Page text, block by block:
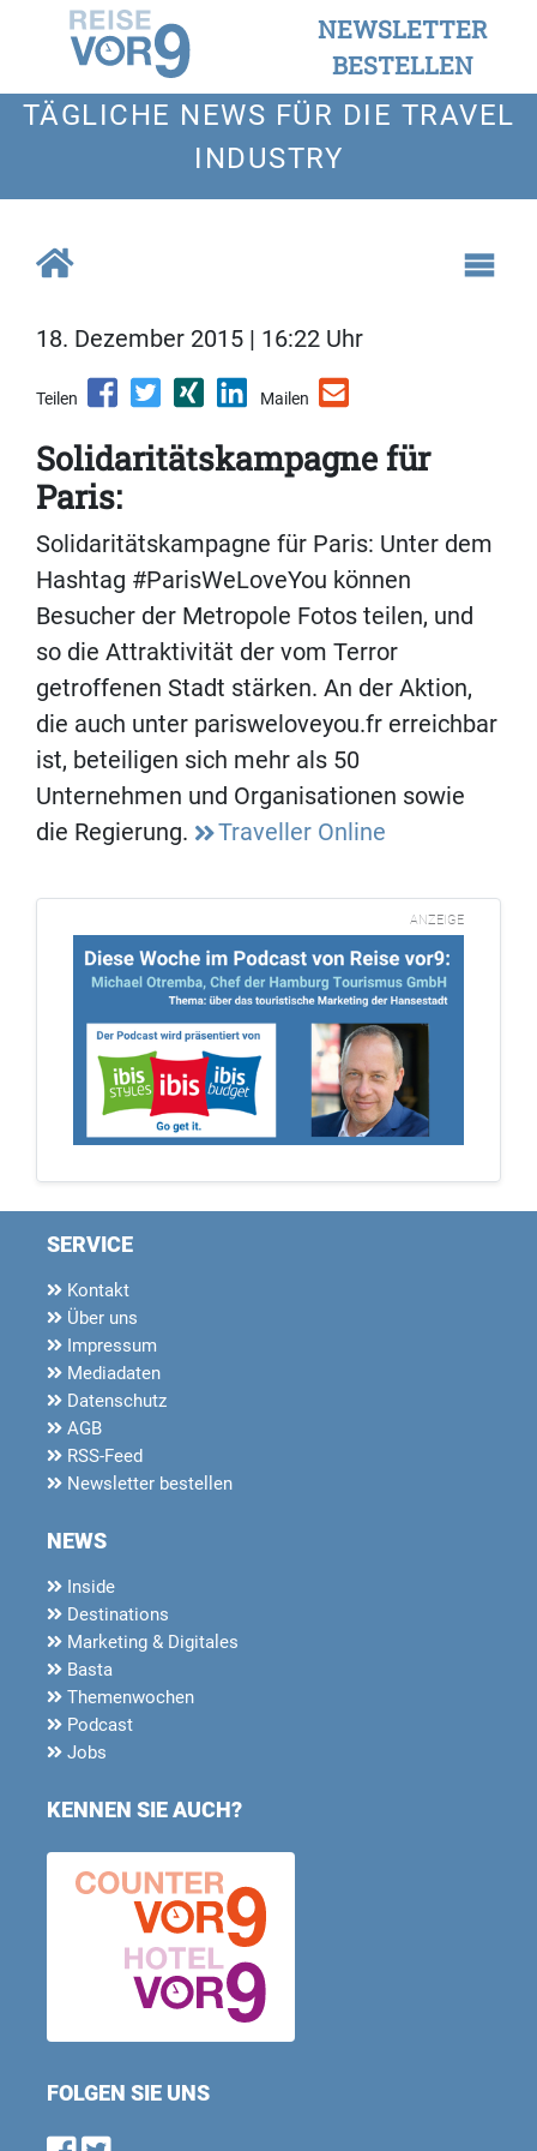
NEWSLETTER
BESTELLEN
TÄGLICHE NEWS FÜR DIE TRAVEL
INDUSTRY
18. Dezember 2015 | 16:22 Uhr
Teilen Mailen
Solidaritätskampagne für
Paris:
Solidaritätskampagne für Paris: Unter dem
Hashtag #ParisWeLoveYou können
Besucher der Metropole Fotos teilen, und
so die Attraktivität der vom Terror
getroffenen Stadt stärken. An der Aktion,
die auch unter parisweloveyou.fr erreichbar
ist, beteiligen sich mehr als 50
Unternehmen und Organisationen sowie
die Regierung.
Traveller Online
ANZEIGE
SERVICE
Kontakt
Über uns
Impressum
Mediadaten
Datenschutz
AGB
RSS-Feed
Newsletter bestellen
NEWS
Inside
Destinations
Marketing & Digitales
Basta
Themenwochen
Podcast
Jobs
KENNEN SIE AUCH?
FOLGEN SIE UNS